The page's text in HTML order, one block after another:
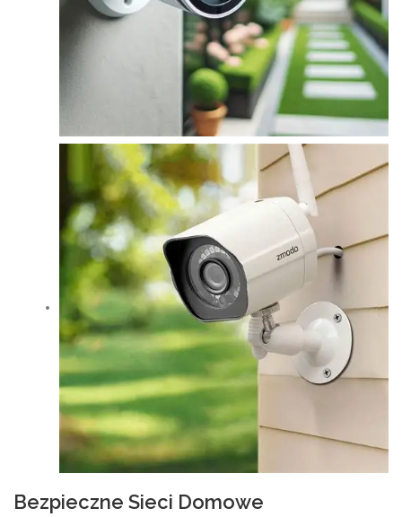
Bezpieczne Sieci Domowe